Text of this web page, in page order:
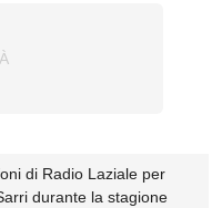
di Radio Laziale per
durante la stagione